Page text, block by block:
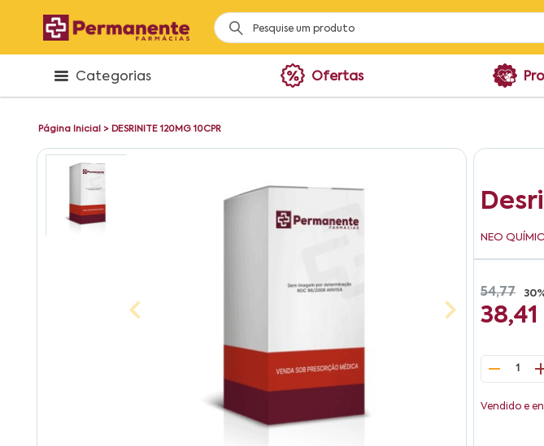
Categorias Ofertas
Página Inicial > DESRINITE 120MG 10CPR
NEO
54,77
38,41
1
Vendido e